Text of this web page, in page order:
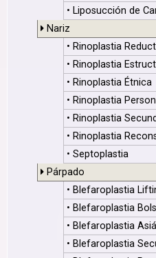
• Liposucción de
Nariz
• Rinoplastia
• Rinoplastia
• Rinoplastia Étnica
• Rinoplastia
• Rinoplastia
• Rinoplastia
• Septoplastia
Párpado
• Blefaroplastia
• Blefaroplastia
• Blefaroplastia
• Blefaroplastia